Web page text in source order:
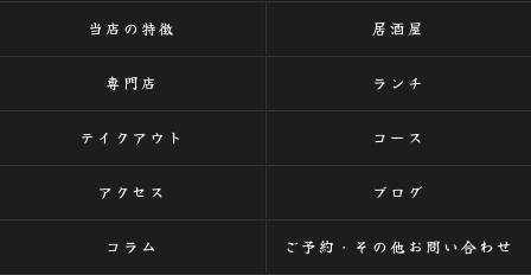
当店の特徴 居酒屋
専門店 ランチ
テイクアウト コース
アクセス ブログ
コラム ご予約・その他お問い合わせ